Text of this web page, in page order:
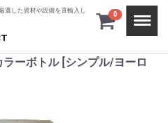
選した資材や設備を直輸入し
0
ラーボトル [シンプル/ヨーロ